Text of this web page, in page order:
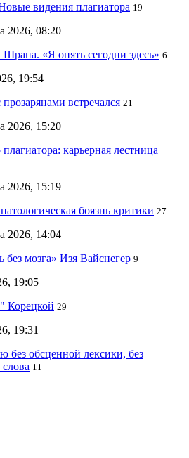
видения плагиатора 19
2026, 08:20
«Я опять сегодни здесь» 6
19:54
встречался 21
2026, 15:20
карьерная лестница
2026, 15:19
боязнь критики 27
2026, 14:04
мозга» Изя Вайснегер 9
19:05
Корецкой 29
19:31
без обсценной лексики, без
11